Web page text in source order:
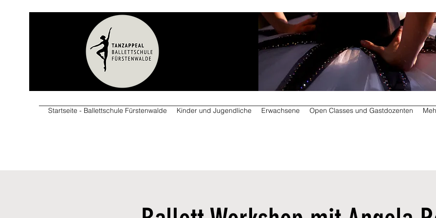
Startseite - Ballettschule Fürstenwalde Kinder und Jugendliche Erwachsene Open Classes und Gastdozenten